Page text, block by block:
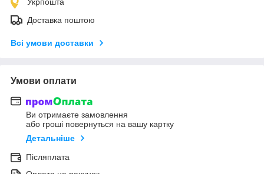
Доставка поштою
Всі умови доставки
Умови оплати
Ви отримаєте замовлення
або гроші повернуться на вашу картку
Детальніше
Післяплата